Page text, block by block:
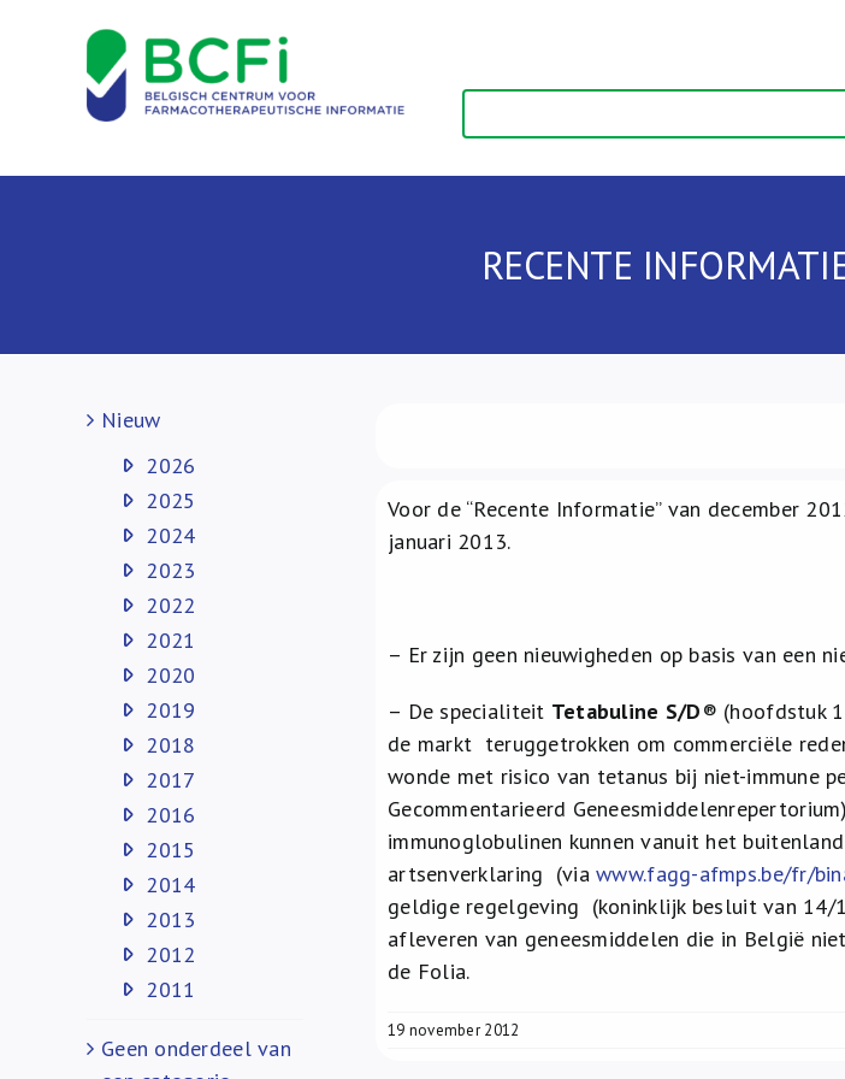
RECENTE
Voor de “Recente Informatie” van december
januari 2013.
– Er zijn geen nieuwigheden op basis van een
– De specialiteit Tetabuline S/D® (hoofdstuk
de markt teruggetrokken om commerciële
wonde met risico van tetanus bij niet-immune
Gecommentarieerd
immunoglobulinen kunnen vanuit het
artsenverklaring (viawww.fagg-afmps.be/fr/
geldige regelgeving (koninklijk besluit van
afleveren van geneesmiddelen die in België
de Folia.
19 november 2012
Nieuw
2026
2025
2024
2023
2022
2021
2020
2019
2018
2017
2016
2015
2014
2013
2012
2011
Geen onderdeel van